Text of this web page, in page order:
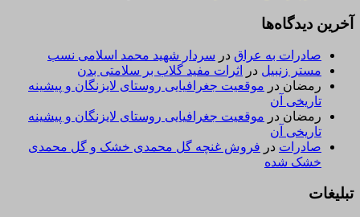
آخرین دیدگاه‌ها
صادرات به عراق در سردار شهید محمد اسلامی نسب
مستر زنبیل در
اثرات مفید گلاب بر سلامتی بدن
رمضان در موقعیت جغرافیایی روستای لایزنگان و پیشینه
تاریخی آن
رمضان در موقعیت جغرافیایی روستای لایزنگان و پیشینه
تاریخی آن
صادرات در فروش غنچه گل محمدی خشک و گل محمدی
خشک شده
تبلیغات